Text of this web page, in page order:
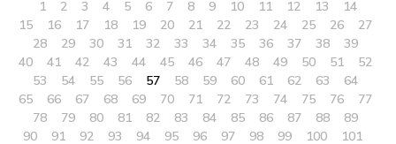
1 2 3 4 5 6 7 8 9 10 11 12 13
14
15
16 17 18 19 20 21 22 23 24 25 26
27
28
29 30 31 32 33 34 35 36 37 38
39
40
41 42 43 44 45 46 47 48 49 50 51
52
53
54 55 56 57 58 59 60 61 62 63
64
65
66 67 68 69 70 71 72 73 74 75 76
77
78
79 80 81 82 83 84 85 86 87 88
89
90
91 92 93 94 95 96 97 98 99 100
101